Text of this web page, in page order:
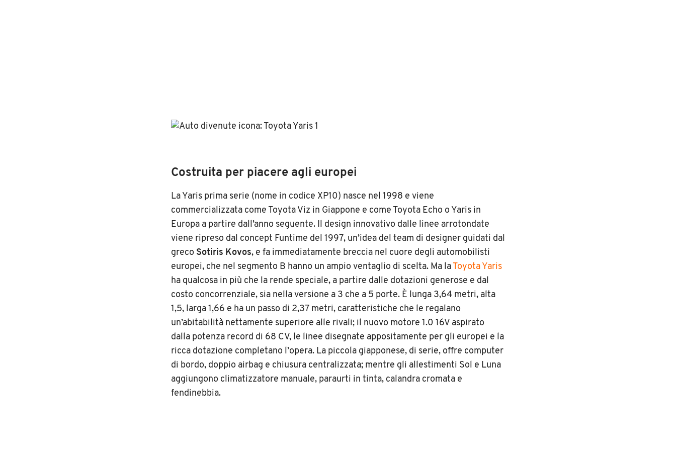
Costruita per piacere agli europei
La Yaris prima serie (nome in codice XP10) nasce nel 1998 e viene
commercializzata come Toyota Viz in Giappone e come Toyota Echo o Yaris in
Europa a partire dall’anno seguente. Il design innovativo dalle linee arrotondate
viene ripreso dal concept Funtime del 1997, un’idea del team di designer guidati dal
greco Sotiris Kovos, e fa immediatamente breccia nel cuore degli automobilisti
europei, che nel segmento B hanno un ampio ventaglio di scelta. Ma la Toyota Yaris
ha qualcosa in più che la rende speciale, a partire dalle dotazioni generose e dal
costo concorrenziale, sia nella versione a 3 che a 5 porte. È lunga 3,64 metri, alta
1,5, larga 1,66 e ha un passo di 2,37 metri, caratteristiche che le regalano
un’abitabilità nettamente superiore alle rivali; il nuovo motore 1.0 16V aspirato
dalla potenza record di 68 CV, le linee disegnate appositamente per gli europei e la
ricca dotazione completano l’opera. La piccola giapponese, di serie, offre computer
di bordo, doppio airbag e chiusura centralizzata; mentre gli allestimenti Sol e Luna
aggiungono climatizzatore manuale, paraurti in tinta, calandra cromata e
fendinebbia.